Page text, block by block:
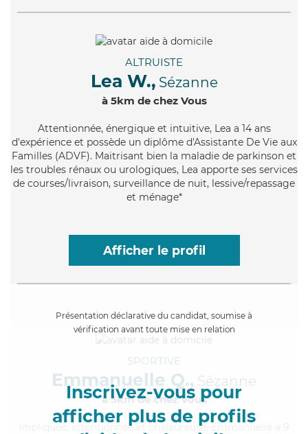
ALTRUISTE
Lea W., Sézanne
à 5km de chez Vous
Attentionnée, énergique et intuitive, Lea a 14 ans
d'expérience et possède un diplôme d'Assistante De Vie aux
Familles (ADVF). Maitrisant bien la maladie de parkinson et
les troubles rénaux ou urologiques, Lea apporte ses services
de courses/livraison, surveillance de nuit, lessive/repassage
et ménage*
Afficher le profil
Présentation déclarative du candidat, soumise à
vérification avant toute mise en relation
Inscrivez-vous pour
afficher plus de profils
SPORTIVE
Emmanuelle Q., Sézanne
à 5km de chez Vous
, attentionnée et chaleureuse, Emmanuelle a 9